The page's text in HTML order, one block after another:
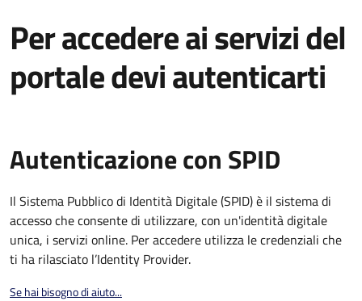
Per accedere ai servizi del
portale devi autenticarti
Autenticazione con SPID
Il Sistema Pubblico di Identità Digitale (SPID) è il sistema di
accesso che consente di utilizzare, con un'identità digitale
unica, i servizi online. Per accedere utilizza le credenziali che
ti ha rilasciato l’Identity Provider.
Se hai bisogno di aiuto...